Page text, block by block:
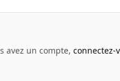
avez un compte, connectez-